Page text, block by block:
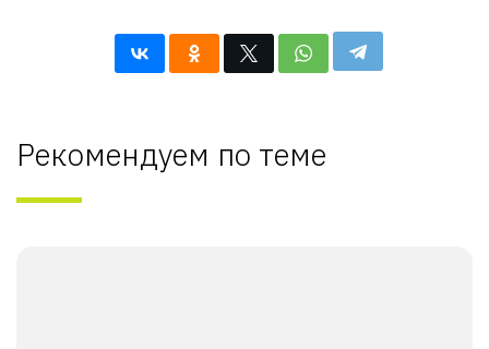
Рекомендуем по теме